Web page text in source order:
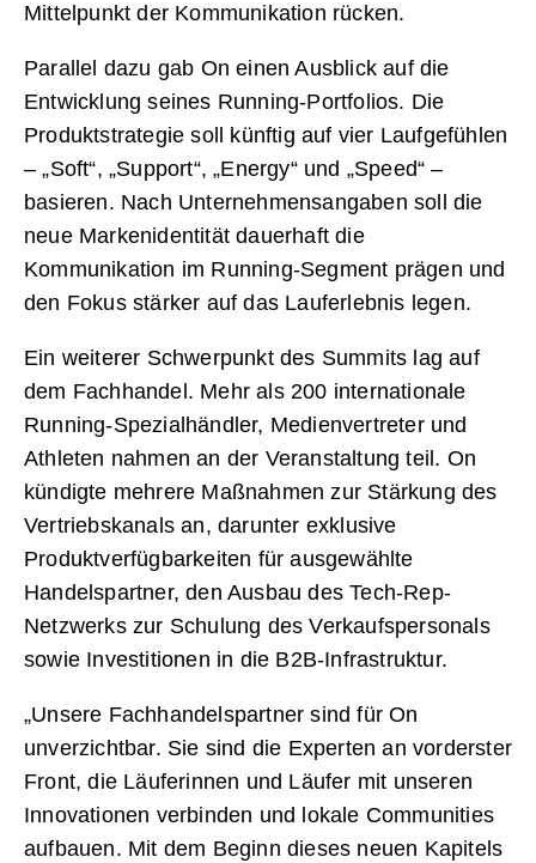
Mittelpunkt der Kommunikation rücken.
Parallel dazu gab On einen Ausblick auf die
Entwicklung seines Running-Portfolios. Die
Produktstrategie soll künftig auf vier Laufgefühlen
– „Soft“, „Support“, „Energy“ und „Speed“ –
basieren. Nach Unternehmensangaben soll die
neue Markenidentität dauerhaft die
Kommunikation im Running-Segment prägen und
den Fokus stärker auf das Lauferlebnis legen.
Ein weiterer Schwerpunkt des Summits lag auf
dem Fachhandel. Mehr als 200 internationale
Running-Spezialhändler, Medienvertreter und
Athleten nahmen an der Veranstaltung teil. On
kündigte mehrere Maßnahmen zur Stärkung des
Vertriebskanals an, darunter exklusive
Produktverfügbarkeiten für ausgewählte
Handelspartner, den Ausbau des Tech-Rep-
Netzwerks zur Schulung des Verkaufspersonals
sowie Investitionen in die B2B-Infrastruktur.
„Unsere Fachhandelspartner sind für On
unverzichtbar. Sie sind die Experten an vorderster
Front, die Läuferinnen und Läufer mit unseren
Innovationen verbinden und lokale Communities
aufbauen. Mit dem Beginn dieses neuen Kapitels